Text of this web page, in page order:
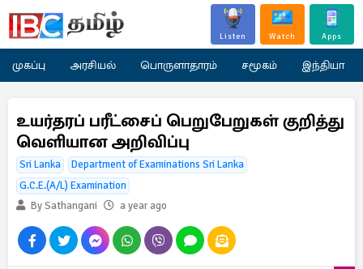
Listen Watch Apps
முகப்பு அரசியல் பொருளாதாரம் சமூகம் இந்தியா
உயர்தரப் பரீட்சைப் பெறுபேறுகள் குறித்து
வெளியான அறிவிப்பு
Sri Lanka
Department of Examinations Sri Lanka
G.C.E.(A/L) Examination
By Sathangani
a year ago